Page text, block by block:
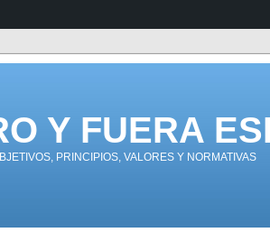
Y FUERA
PRINCIPIOS, VALORES Y NORMATIVAS